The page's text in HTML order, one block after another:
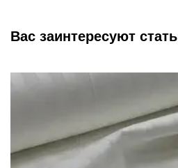
Вас заинтересуют